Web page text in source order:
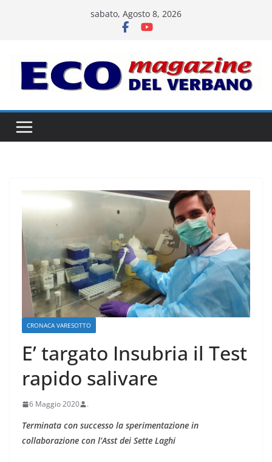
sabato, Agosto 8, 2026
CRONACA VARESOTTO
E’ targato Insubria il Test
rapido salivare
6 Maggio 2020 .
Terminata con successo la sperimentazione in
collaborazione con l’Asst dei Sette Laghi